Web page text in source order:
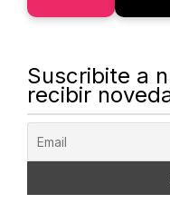
Suscribite a
recibir